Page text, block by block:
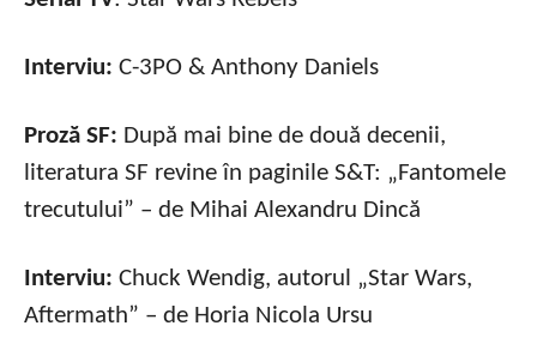
Interviu: C-3PO & Anthony Daniels
Proză SF: După mai bine de două decenii,
literatura SF revine în paginile S&T: „Fantomele
trecutului” – de Mihai Alexandru Dincă
Interviu: Chuck Wendig, autorul „Star Wars,
Aftermath” – de Horia Nicola Ursu